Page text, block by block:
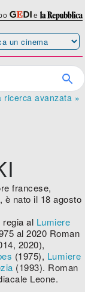
e
ricerca avanzata »
francese,
è nato il 18 agosto
regia al Lumiere
al 2020 Roman
2020),
(1975), Lumiere
(1993). Roman
Leone.